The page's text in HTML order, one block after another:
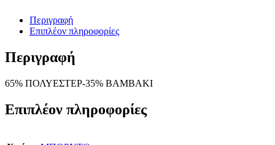
Περιγραφή
Επιπλέον πληροφορίες
Περιγραφή
65% ΠΟΛΥΕΣΤΕΡ-35% ΒΑΜΒΑΚΙ
Επιπλέον πληροφορίες